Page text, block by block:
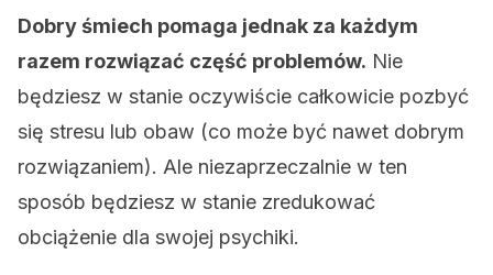
Dobry śmiech pomaga jednak za każdym
razem rozwiązać część problemów. Nie
będziesz w stanie oczywiście całkowicie pozbyć
się stresu lub obaw (co może być nawet dobrym
rozwiązaniem). Ale niezaprzeczalnie w ten
sposób będziesz w stanie zredukować
obciążenie dla swojej psychiki.